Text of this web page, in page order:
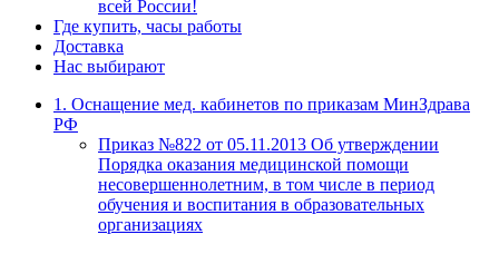
всей России!
Где купить, часы работы
Доставка
Нас выбирают
1. Оснащение мед. кабинетов по приказам МинЗдрава
РФ
Приказ №822 от 05.11.2013 Об утверждении
Порядка оказания медицинской помощи
несовершеннолетним, в том числе в период
обучения и воспитания в образовательных
организациях